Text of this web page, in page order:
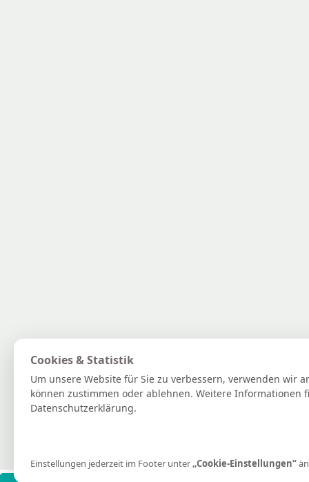
Cookies & Statistik
Um unsere Website für Sie zu verbessern, verwenden wir
können zustimmen oder ablehnen. Weitere Informationen
Datenschutzerklärung.
Einstellungen jederzeit im Footer unter„Cookie-Einstellungen“